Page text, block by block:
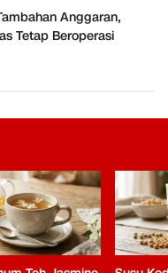
Anggaran,
Tetap Beroperasi